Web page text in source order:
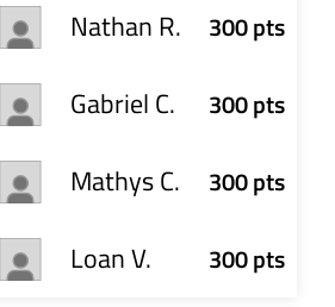
Nathan R. 300 pts
Gabriel C. 300 pts
Mathys C. 300 pts
Loan V. 300 pts